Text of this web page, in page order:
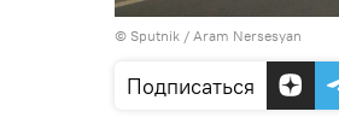
© Sputnik / Aram Nersesyan
Подписаться